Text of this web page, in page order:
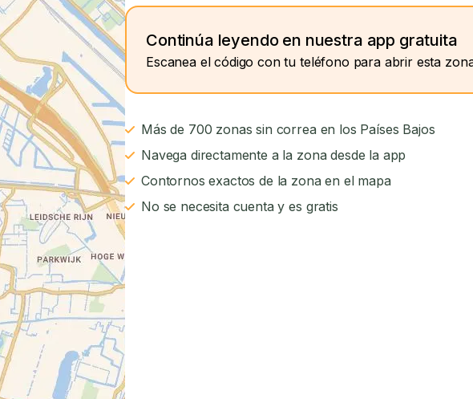
Continúa leyendo en nuestra app gratuita
Escanea el código con tu teléfono para abrir esta
Más de 700 zonas sin correa en los Países Bajos
Navega directamente a la zona desde la app
Contornos exactos de la zona en el mapa
No se necesita cuenta y es gratis